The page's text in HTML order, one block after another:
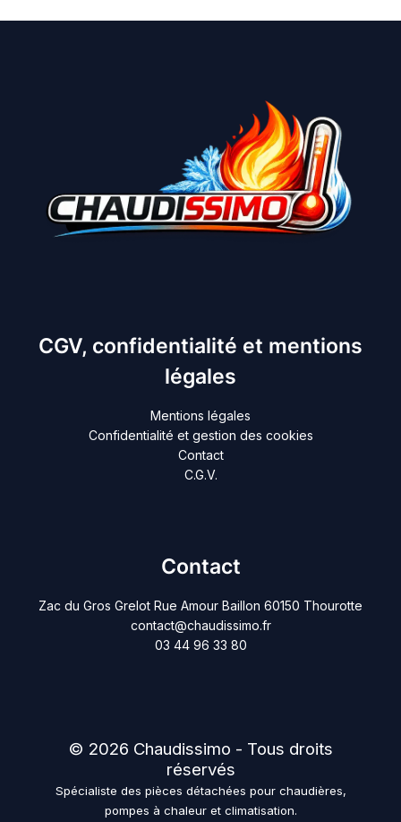
CGV, confidentialité et mentions
légales
Mentions légales
Confidentialité et gestion des cookies
Contact
C.G.V.
Contact
Zac du Gros Grelot Rue Amour Baillon 60150 Thourotte
contact@chaudissimo.fr
03 44 96 33 80
© 2026 Chaudissimo - Tous droits
réservés
Spécialiste des pièces détachées pour chaudières,
pompes à chaleur et climatisation.